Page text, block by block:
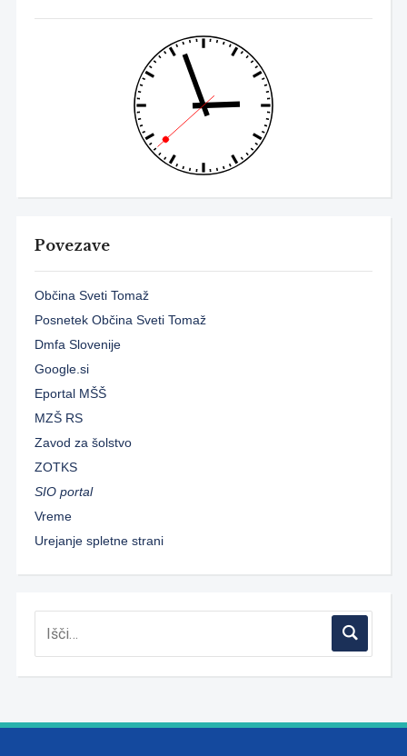
Povezave
Občina Sveti Tomaž
Posnetek Občina Sveti Tomaž
Dmfa Slovenije
Google.si
Eportal MŠŠ
MZŠ RS
Zavod za šolstvo
ZOTKS
SIO portal
Vreme
Urejanje spletne strani